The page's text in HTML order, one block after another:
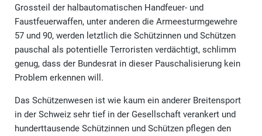
Grossteil der halbautomatischen Handfeuer- und
Faustfeuerwaffen, unter anderen die Armeesturmgewehre
57 und 90, werden letztlich die Schützinnen und Schützen
pauschal als potentielle Terroristen verdächtigt, schlimm
genug, dass der Bundesrat in dieser Pauschalisierung kein
Problem erkennen will.
Das Schützenwesen ist wie kaum ein anderer Breitensport
in der Schweiz sehr tief in der Gesellschaft verankert und
hunderttausende Schützinnen und Schützen pflegen den